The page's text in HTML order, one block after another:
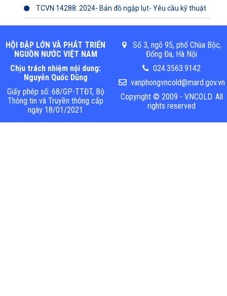
TCVN 14288: 2024- Bản đồ ngập lụt- Yêu cầu kỹ thuật
HỘI ĐẬP LỚN VÀ PHÁT TRIỂN
NGUỒN NƯỚC VIỆT NAM
Chịu trách nhiệm nội dung:
Nguyễn Quốc Dũng
Giấy phép số: 68/GP-TTĐT, Bộ
Thông tin và Truyền thông cấp
ngày 18/01/2021
Số 3, ngõ 95, phố Chùa Bộc,
Đống Đa, Hà Nội
024.3563.9142
vanphongvncold@mard.gov.vn
Copyright © 2009 - VNCOLD. All
rights reserved